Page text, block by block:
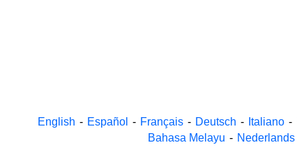
English - Español - Français - Deutsch - Italiano -
Bahasa Melayu - Nederlands